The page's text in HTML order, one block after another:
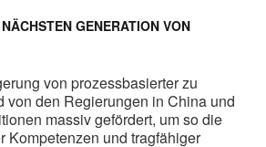
GENERATION VON
von prozessbasierter zu
von den Regierungen in China und
massiv gefördert, um so die
Kompetenzen und tragfähiger